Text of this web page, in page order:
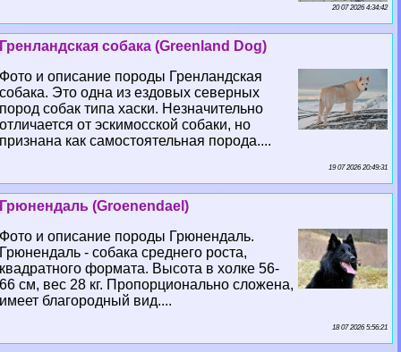
20 07 2026 4:34:42
Гренландская собака (Greenland Dog)
Фото и описание породы Гренландская
собака. Это одна из ездовых северных
пород собак типа хаски. Незначительно
отличается от эскимосской собаки, но
признана как самостоятельная порода....
19 07 2026 20:49:31
Грюнендаль (Groenendael)
Фото и описание породы Грюнендаль.
Грюнендаль - собака среднего роста,
квадратного формата. Высота в холке 56-
66 см, вес 28 кг. Пропорционально сложена,
имеет благородный вид....
18 07 2026 5:56:21